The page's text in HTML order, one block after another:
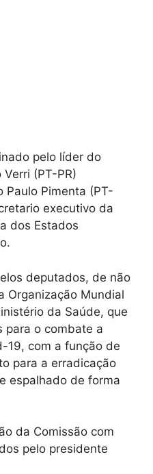
pelo líder do
(PT-PR)
Paulo Pimenta (PT-
executivo da
dos Estados
deputados, de não
Organização Mundial
da Saúde, que
para o combate a
19, com a função de
para a erradicação
espalhado de forma
da Comissão com
pelo presidente